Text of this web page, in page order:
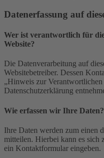
Datenerfassung auf
Wer ist verantwortlich für
Website?
Die Datenverarbeitung auf
Websitebetreiber. Dessen
„Hinweis zur Verantwortlichen
Datenschutzerklärung
Wie erfassen wir Ihre Daten?
Ihre Daten werden zum einen
mitteilen. Hierbei kann es sich
ein Kontaktformular eingeben.